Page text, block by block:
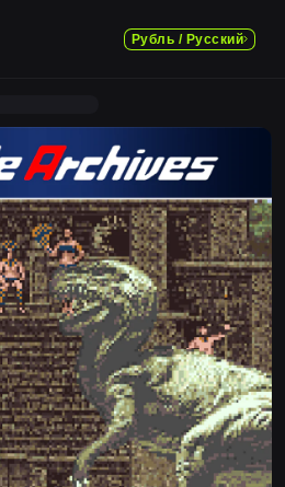
Рубль / Русский